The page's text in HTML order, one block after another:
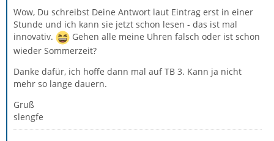
Wow, Du schreibst Deine Antwort laut Eintrag erst in einer
Stunde und ich kann sie jetzt schon lesen - das ist mal
innovativ.
Gehen alle meine Uhren falsch oder ist schon
wieder Sommerzeit?
Danke dafür, ich hoffe dann mal auf TB 3. Kann ja nicht
mehr so lange dauern.
Gruß
slengfe